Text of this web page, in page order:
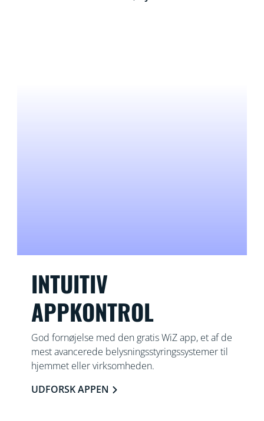
INTUITIV
APPKONTROL
God fornøjelse med den gratis WiZ app, et af de
mest avancerede belysningsstyringssystemer til
hjemmet eller virksomheden.
UDFORSK APPEN